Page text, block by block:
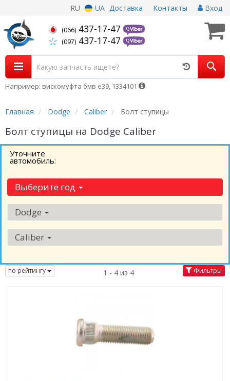
RU UA Доставка Контакты Вход
(066) 437-17-47
(097) 437-17-47
Например: вискомуфта бмв е39, 1334101
Главная Dodge Caliber Болт ступицы
Болт ступицы на Dodge Caliber
Уточните
автомобиль:
Выберите год
Dodge
Caliber
по рейтингу 1 - 4 из 4 Фильтры